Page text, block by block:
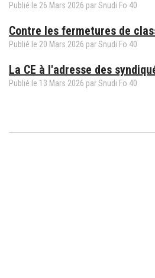
Publié le 26 Mars 2026 par Snudi Fo 40
Contre les fermetures de
Publié le 20 Mars 2026 par Snudi Fo 40
La CE à l'adresse des
Publié le 13 Mars 2026 par Snudi Fo 40